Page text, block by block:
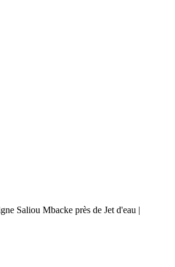
Saliou Mbacke près de Jet d'eau |